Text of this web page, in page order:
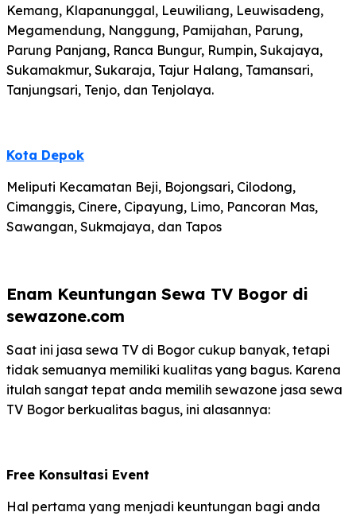
Kemang, Klapanunggal, Leuwiliang, Leuwisadeng,
Megamendung, Nanggung, Pamijahan, Parung,
Parung Panjang, Ranca Bungur, Rumpin, Sukajaya,
Sukamakmur, Sukaraja, Tajur Halang, Tamansari,
Tanjungsari, Tenjo, dan Tenjolaya.
Kota Depok
Meliputi Kecamatan Beji, Bojongsari, Cilodong,
Cimanggis, Cinere, Cipayung, Limo, Pancoran Mas,
Sawangan, Sukmajaya, dan Tapos
Enam Keuntungan Sewa TV Bogor di
sewazone.com
Saat ini jasa sewa TV di Bogor cukup banyak, tetapi
tidak semuanya memiliki kualitas yang bagus. Karena
itulah sangat tepat anda memilih sewazone jasa sewa
TV Bogor berkualitas bagus, ini alasannya:
Free Konsultasi Event
Hal pertama yang menjadi keuntungan bagi anda